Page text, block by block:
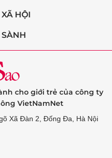
XÃ HỘI
SÀNH
cho giới trẻ của công ty
VietNamNet
Xã Đàn 2, Đống Đa, Hà Nội